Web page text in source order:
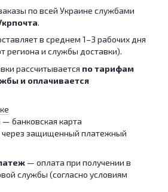
по всей Украине службами
.
в среднем 1–3 рабочих дня
региона и службы доставки).
рассчитывается по тарифам
и оплачивается
— банковская карта
защищенный платежный
— оплата при получении в
службы (согласно условиям